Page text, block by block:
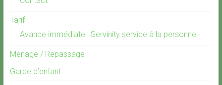
Tarif
Avance immédiate : Servinity service à la personne
Ménage / Repassage
Garde d’enfant